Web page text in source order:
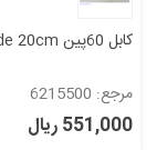
کابل 60پین FFC 60PIN 0.5mm Same Side 20cm
مرجع: 6215500
551,000 ریال